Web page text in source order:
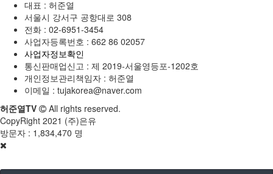
대표 : 허준열
서울시 강서구 공항대로 308
전화 : 02-6951-3454
사업자등록번호 : 662 86 02057
사업자정보확인
통신판매업신고 : 제 2019-서울영등포-1202호
개인정보관리책임자 : 허준열
이메일 : tujakorea@naver.com
허준열TV
All rights reserved.
CopyRight 2021 (주)은유
방문자 : 1,834,470 명